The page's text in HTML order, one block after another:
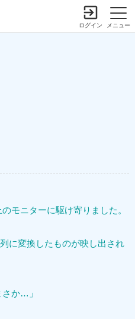
メニュー
ログイン
モニターに駆け寄りました。
に変換したものが映し出され
か…」